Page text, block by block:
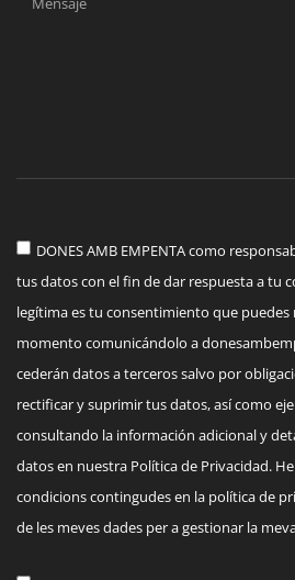
DONES AMB EMPENTA como
tus datos con el fin de dar respuesta a tu
legítima es tu consentimiento que puedes
momento comunicándolo a
cederán datos a terceros salvo por
rectificar y suprimir tus datos, así como
consultando la información adicional y
datos en nuestra Política de Privacidad.
condicions contingudes en la política de
de les meves dades per a gestionar la